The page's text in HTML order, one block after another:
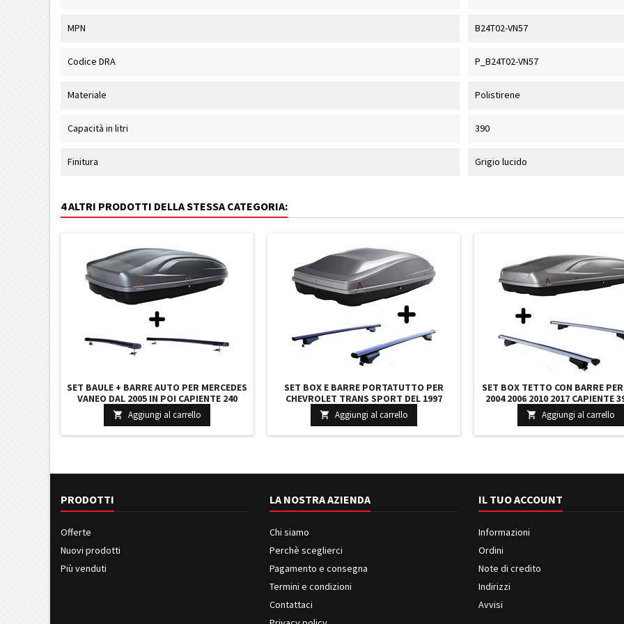
MPN B24T02-VN57
Codice DRA P_B24T02-VN57
Materiale Polistirene
Capacità in litri 390
Finitura Grigio lucido
4 ALTRI PRODOTTI DELLA STESSA CATEGORIA:
SET BAULE + BARRE AUTO PER MERCEDES
VANEO DAL 2005 IN POI CAPIENTE 240
LITRI GRIGIO CON SERRATURA BARRE 122
CM + KIT ATTACCHI
 Aggiungi al carrello
SET BOX E BARRE PORTATUTTO PER
CHEVROLET TRANS SPORT DEL 1997
CAPIENTE 330 LITRI GRIGIO CON CHIAVE
BARRE 110 CM E KIT ATTACCHI
 Aggiungi al carrello
SET BOX TETTO CON BARRE
2004 2006 2010 2017 CAPIENTE
IN GRIGIO LUCIDO CON 2
127 CM C/SERRATURA
 Aggiungi al carrello
PRODOTTI
Offerte
Nuovi prodotti
Più venduti
LA NOSTRA AZIENDA
Chi siamo
Perchè sceglierci
Pagamento e consegna
Termini e condizioni
Contattaci
IL TUO ACCOUNT
Informazioni
Ordini
Note di credito
Indirizzi
Avvisi